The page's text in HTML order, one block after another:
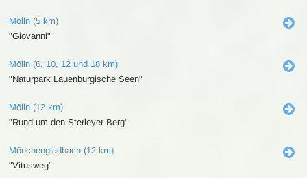
Mölln (5 km)
"Giovanni"
Mölln (6, 10, 12 und 18 km)
"Naturpark Lauenburgische Seen"
Mölln (12 km)
"Rund um den Sterleyer Berg"
Mönchengladbach (12 km)
"Vitusweg"